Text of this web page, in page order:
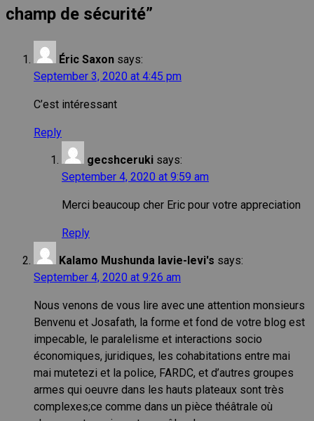
champ de sécurité”
Éric Saxon says:
September 3, 2020 at 4:45 pm
C’est intéressant
Reply
gecshceruki says:
September 4, 2020 at 9:59 am
Merci beaucoup cher Eric pour votre appreciation
Reply
Kalamo Mushunda lavie-levi's says:
September 4, 2020 at 9:26 am
Nous venons de vous lire avec une attention monsieurs
Benvenu et Josafath, la forme et fond de votre blog est
impecable, le paralelisme et interactions socio
économiques, juridiques, les cohabitations entre mai
mai mutetezi et la police, FARDC, et d’autres groupes
armes qui oeuvre dans les hauts plateaux sont très
complexes;ce comme dans un pièce théâtrale où